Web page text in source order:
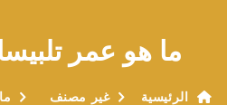
ما هو عمر
الرئيسية غير مصنف